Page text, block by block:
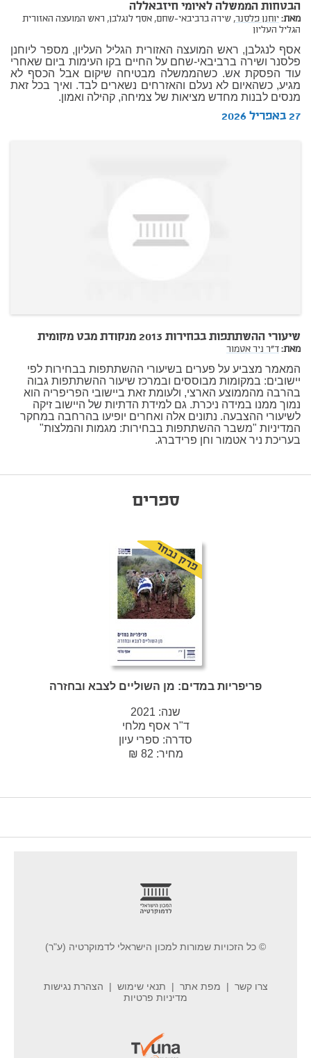
הבטחות הממשלה לאיומי חיזבאללה
מאת:יוחנן פלסנר, שירה ברביבאי-שחם, אסף לנגלבן, ראש המועצה האזורית
הגליל העליון
אסף לנגלבן, ראש המועצה האזורית הגליל העליון, מספר ליוחנן
פלסנר ושירה ברביבאי-שחם על החיים בקו העימות ביום שאחרי
עוד הפסקת אש. כשהממשלה מבטיחה שיקום אבל הכסף לא
מגיע, כשהאיום לא נעלם והאזרחים נשארים לבד. ואיך בכל זאת
מנסים לבנות מחדש מציאות של צמיחה, קהילה ואמון.
27 באפריל 2026
שיעורי ההשתתפות בבחירות 2013 מנקודת מבט מקומית
מאת:ד"ר ניר אטמור
המאמר מצביע על פערים בשיעורי ההשתתפות בבחירות לפי
יישובים: במקומות מבוססים ובמרכז שיעור ההשתתפות גבוה
בהרבה מהממוצע הארצי, ולעומת זאת ביישובי הפריפריה הוא
נמוך ממנו במידה ניכרת. גם למידת הדתיות של היישוב זיקה
לשיעורי ההצבעה. נתונים אלה ואחרים יופיעו בהרחבה במחקר
המדיניות "משבר ההשתתפות בבחירות: מגמות והמלצות"
בעריכת ניר אטמור וחן פרידברג.
ספרים
פרק נבחר
פריפריות במדים: מן השוליים לצבא ובחזרה
שנה: 2021
ד"ר אסף מלחי
סדרה: ספרי עיון
מחיר: 82 ₪
© כל הזכויות שמורות למכון הישראלי לדמוקרטיה (ע"ר)
צרו קשר מפת אתר תנאי שימוש
הצהרת נגישות
מדיניות פרטיות